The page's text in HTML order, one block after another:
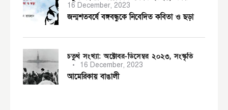
16 December, 2023
জন্মশতবর্ষে বঙ্গবন্ধুকে নিবেদিত কবিতা ও ছড়া
চতুর্থ সংখ্যা: অক্টোবর-ডিসেম্বর ২০২৩,সংস্কৃতি
16 December, 2023
আমেরিকায় বাঙালী